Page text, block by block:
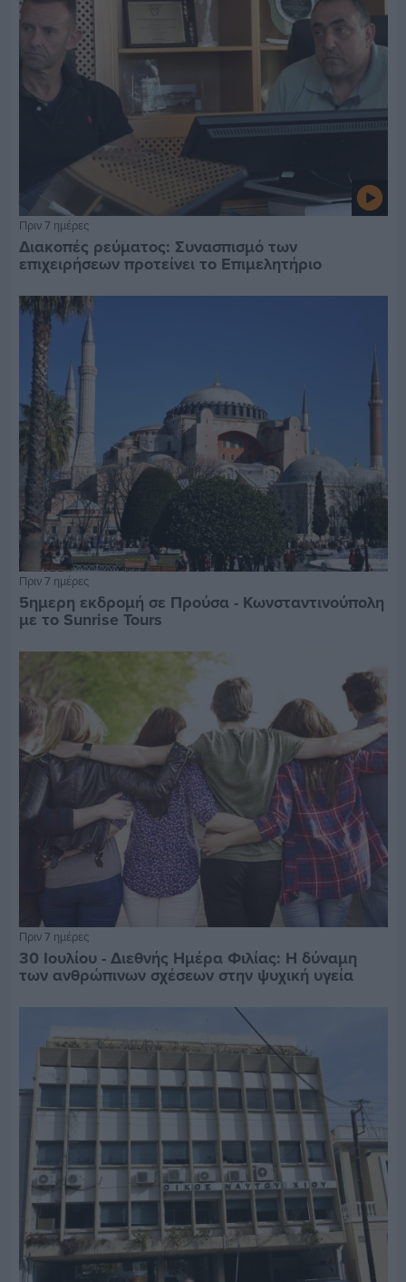
Πριν 7 ημέρες
Διακοπές ρεύματος: Συνασπισμό των
επιχειρήσεων προτείνει το Επιμελητήριο
Πριν 7 ημέρες
5ημερη εκδρομή σε Προύσα - Κωνσταντινούπολη
με το Sunrise Tours
Πριν 7 ημέρες
30 Ιουλίου - Διεθνής Ημέρα Φιλίας: Η δύναμη
των ανθρώπινων σχέσεων στην ψυχική υγεία